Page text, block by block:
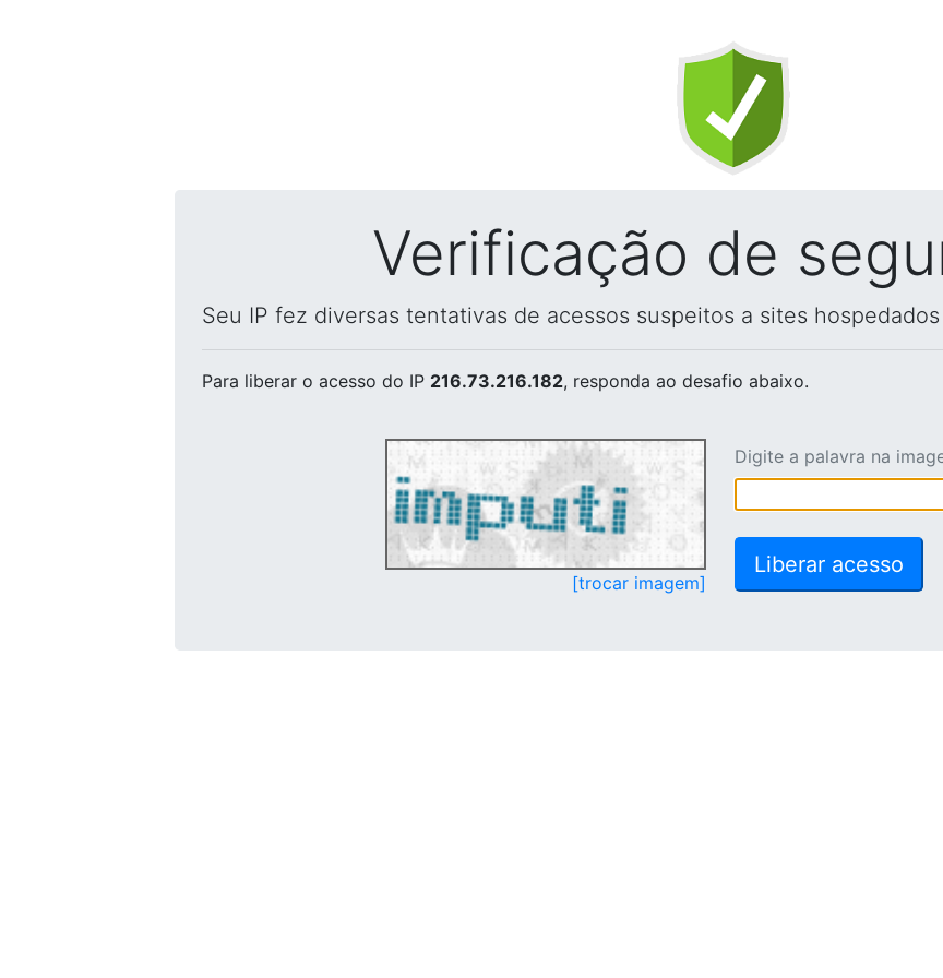
Verificação de
Seu IP fez diversas tentativas de acessos suspeitos a sites
Para liberar o acesso do IP 216.73.216.182, responda ao desafio abaixo.
[trocar imagem]
Digite a palavra na